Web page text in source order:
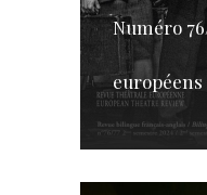
Numéro
européens